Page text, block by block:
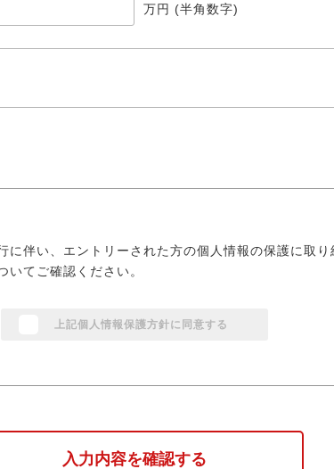
万円 (半角数字)
に伴い、エントリーされた方の個人情報の保護に取り
いてご確認ください。
上記個人情報保護方針に同意する
入力内容を確認する